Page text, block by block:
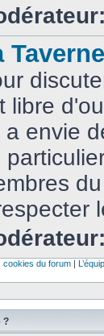
Taverne
libre
a envie
cookies du forum |
?